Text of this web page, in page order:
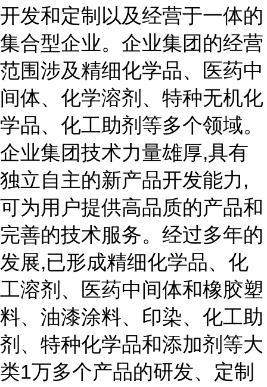
开发和定制以及经营于一体的
集合型企业。企业集团的经营
范围涉及精细化学品、医药中
间体、化学溶剂、特种无机化
学品、化工助剂等多个领域。
企业集团技术力量雄厚,具有
独立自主的新产品开发能力,
可为用户提供高品质的产品和
完善的技术服务。经过多年的
发展,已形成精细化学品、化
工溶剂、医药中间体和橡胶塑
料、油漆涂料、印染、化工助
剂、特种化学品和添加剂等大
类1万多个产品的研发、定制